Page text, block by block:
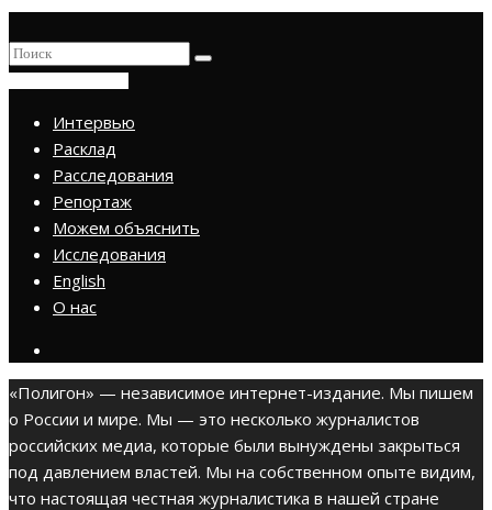
Интервью
Расклад
Расследования
Репортаж
Можем объяснить
Исследования
English
О нас
«Полигон» — независимое интернет-издание. Мы пишем
о России и мире. Мы — это несколько журналистов
российских медиа, которые были вынуждены закрыться
под давлением властей. Мы на собственном опыте видим,
что настоящая честная журналистика в нашей стране